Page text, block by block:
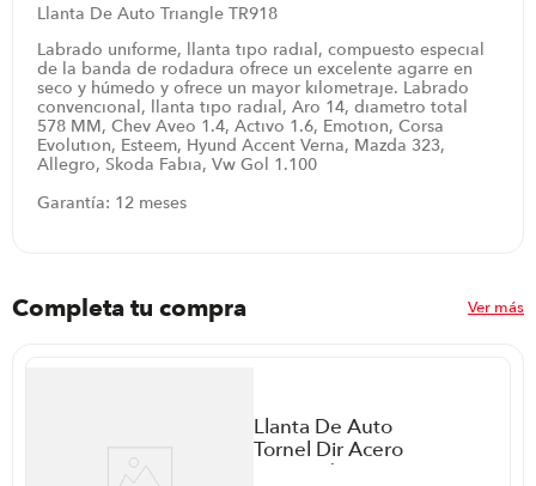
Llanta De Auto Triangle TR918
Labrado uniforme, llanta tipo radial, compuesto especial
de la banda de rodadura ofrece un excelente agarre en
seco y húmedo y ofrece un mayor kilometraje. Labrado
convencional, llanta tipo radial, Aro 14, diametro total
578 MM, Chev Aveo 1.4, Activo 1.6, Emotion, Corsa
Evolution, Esteem, Hyund Accent Verna, Mazda 323,
Allegro, Skoda Fabia, Vw Gol 1.100
Garantía: 12 meses
Completa tu compra Ver más
Llanta De Auto
Tornel Dir Acero
P88625 | R13